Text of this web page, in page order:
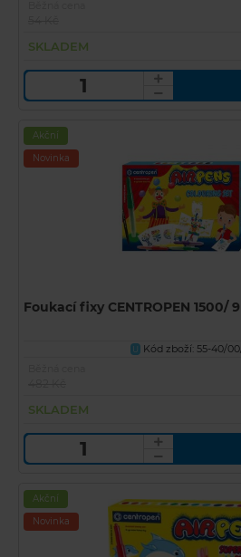
SKLADEM
Akční
Novinka
Foukací fixy CENTROPEN 1500/
U Kód zboží: 55-40/
SKLADEM
Akční
Novinka